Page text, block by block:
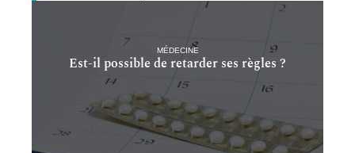
MÉDECINE
Est-il possible de retarder ses règles ?